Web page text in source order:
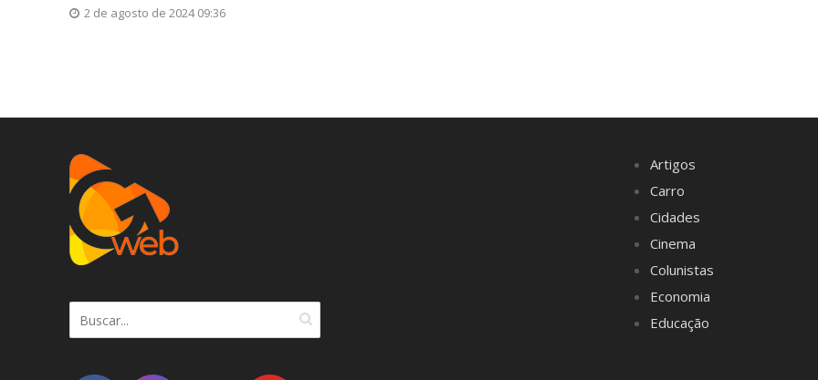
2 de agosto de 2024 09:36
Artigos
Carro
Cidades
Cinema
Colunistas
Economia
Educação